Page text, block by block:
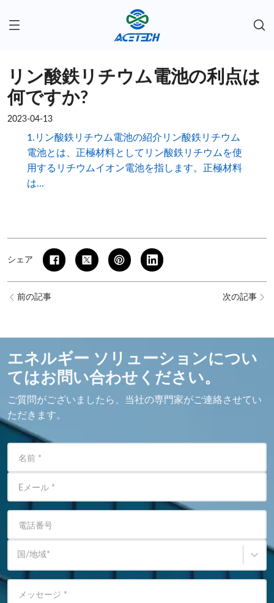
リン酸鉄リチウム電池の利点は
何ですか?
2023-04-13
1.リン酸鉄リチウム電池の紹介リン酸鉄リチウム
電池とは、正極材料としてリン酸鉄リチウムを使
用するリチウムイオン電池を指します。正極材料
は...
シェア
前の記事 次の記事
エネルギー ソリューションについ
てはお問い合わせください。
ご質問がございましたら、当社の専門家がご連絡させてい
ただきます。
名前 *
Eメール *
電話番号
国/地域*
メッセージ *